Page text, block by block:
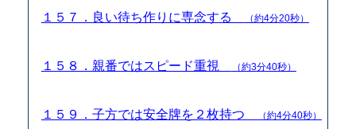
１５７．良い待ち作りに専念する （約4分20秒）
１５８．親番ではスピード重視 （約3分40秒）
１５９．子方では安全牌を２枚持つ （約4分40秒）